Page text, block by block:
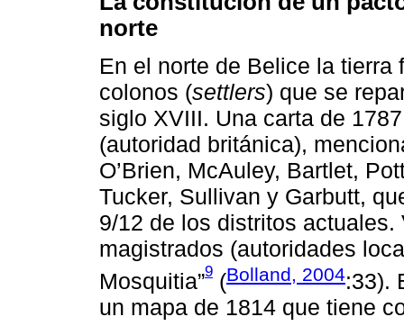
norte
En el norte de Belice la
colonos (settlers) que se
siglo XVIII. Una carta de
(autoridad británica),
O’Brien, McAuley, Bartlet,
Tucker, Sullivan y Garbutt,
9/12 de los distritos
magistrados (autoridades
Mosquitia”9 (Bolland, 2004:33).
un mapa de 1814 que tiene